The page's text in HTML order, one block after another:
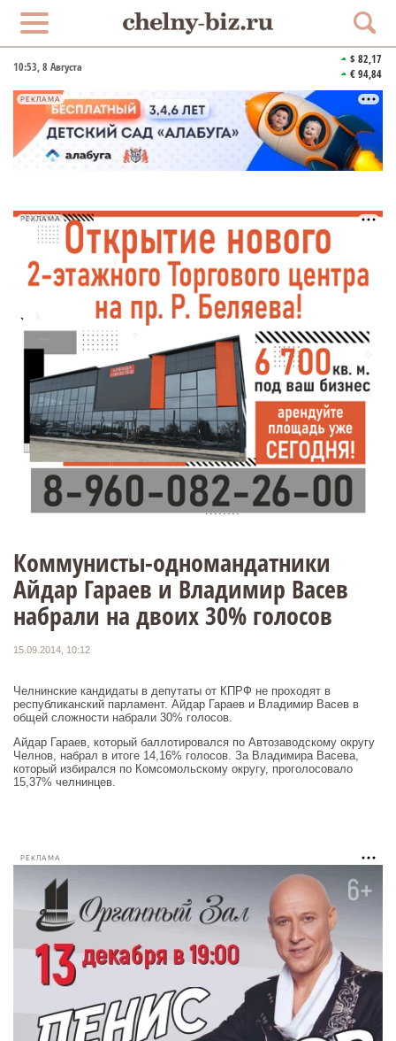
10:53, 8 Августа
$ 82,17
€ 94,84
РЕКЛАМА
РЕКЛАМА
Коммунисты-одномандатники
Айдар Гараев и Владимир Васев
набрали на двоих 30% голосов
15.09.2014, 10:12
Челнинские кандидаты в депутаты от КПРФ не проходят в
республиканский парламент. Айдар Гараев и Владимир Васев в
общей сложности набрали 30% голосов.
Айдар Гараев, который баллотировался по Автозаводскому округу
Челнов, набрал в итоге 14,16% голосов. За Владимира Васева,
который избирался по Комсомольскому округу, проголосовало
15,37% челнинцев.
РЕКЛАМА